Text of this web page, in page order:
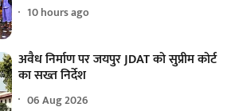
10 hours ago
अवैध निर्माण पर जयपुर JDAT को सुप्रीम कोर्ट
का सख्त निर्देश
06 Aug 2026